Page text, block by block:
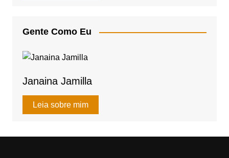
p
p
o
o
Gente Como Eu
Janaina Jamilla
Leia sobre mim